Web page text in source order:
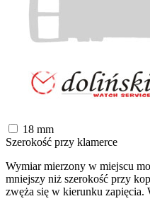
18 mm
Szerokość przy klamerce
Wymiar mierzony w miejscu
mniejszy niż szerokość przy
zwęża się w kierunku zapięcia.